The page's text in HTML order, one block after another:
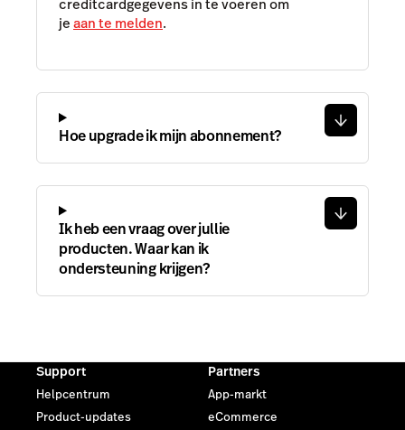
creditcardgegevens in te voeren om
jeaan te melden.
Hoe upgrade ik mijn abonnement?
Ik heb een vraag over jullie
producten. Waar kan ik
ondersteuning krijgen?
Support
Helpcentrum
Product-updates
Partners
App-markt
eCommerce